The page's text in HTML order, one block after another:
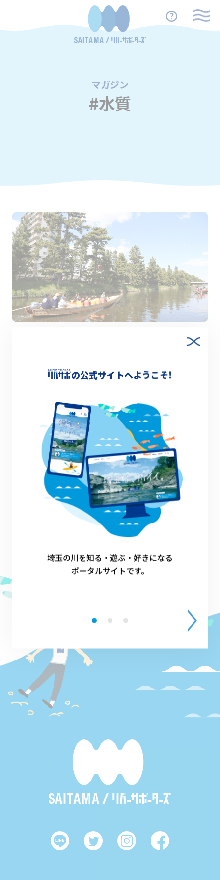
マガジン
/
#水質
水質ワースト入り常連「綾瀬川」は、今や「キレイ
1
の公式サイトへようこそ!
埼玉の川を知る・遊ぶ・好きになる
ポータルサイトです。